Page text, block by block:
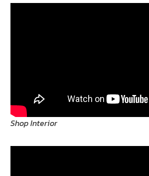
Shop Interior